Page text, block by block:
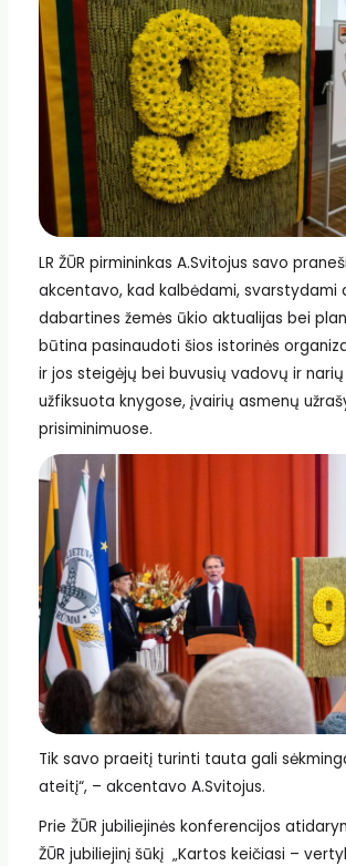
LR ŽŪR pirmininkas A.Svitojus savo
akcentavo, kad kalbėdami, svarstydami
dabartines žemės ūkio aktualijas bei
būtina pasinaudoti šios istorinės
ir jos steigėjų bei buvusių vadovų ir
užfiksuota knygose, įvairių asmenų
prisiminimuose.
Tik savo praeitį turinti tauta gali
ateitį“, – akcentavo A.Svitojus.
Prie ŽŪR jubiliejinės konferencijos
ŽŪR jubiliejinį šūkį „Kartos keičiasi –